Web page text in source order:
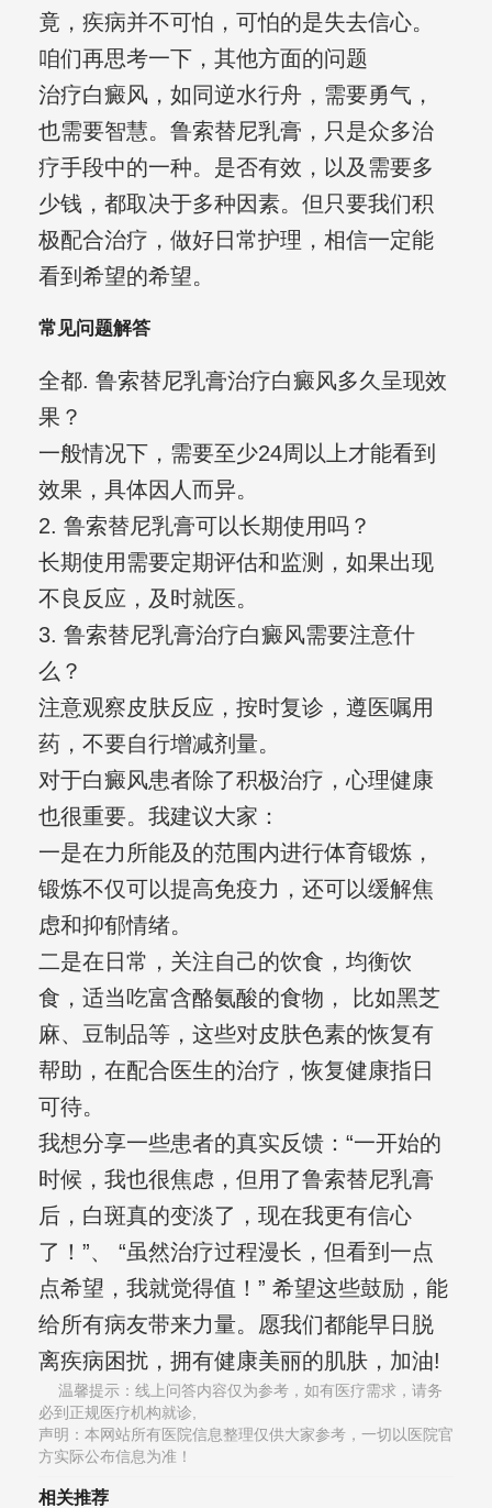
竟，疾病并不可怕，可怕的是失去信心。
咱们再思考一下，其他方面的问题
治疗白癜风，如同逆水行舟，需要勇气，
也需要智慧。鲁索替尼乳膏，只是众多治
疗手段中的一种。是否有效，以及需要多
少钱，都取决于多种因素。但只要我们积
极配合治疗，做好日常护理，相信一定能
看到希望的希望。
常见问题解答
全都. 鲁索替尼乳膏治疗白癜风多久呈现效
果？
一般情况下，需要至少24周以上才能看到
效果，具体因人而异。
2. 鲁索替尼乳膏可以长期使用吗？
长期使用需要定期评估和监测，如果出现
不良反应，及时就医。
3. 鲁索替尼乳膏治疗白癜风需要注意什
么？
注意观察皮肤反应，按时复诊，遵医嘱用
药，不要自行增减剂量。
对于白癜风患者除了积极治疗，心理健康
也很重要。我建议大家：
一是在力所能及的范围内进行体育锻炼，
锻炼不仅可以提高免疫力，还可以缓解焦
虑和抑郁情绪。
二是在日常，关注自己的饮食，均衡饮
食，适当吃富含酪氨酸的食物， 比如黑芝
麻、豆制品等，这些对皮肤色素的恢复有
帮助，在配合医生的治疗，恢复健康指日
可待。
我想分享一些患者的真实反馈：“一开始的
时候，我也很焦虑，但用了鲁索替尼乳膏
后，白斑真的变淡了，现在我更有信心
了！”、 “虽然治疗过程漫长，但看到一点
点希望，我就觉得值！” 希望这些鼓励，能
给所有病友带来力量。愿我们都能早日脱
离疾病困扰，拥有健康美丽的肌肤，加油!
温馨提示：线上问答内容仅为参考，如有医疗需求，请务
必到正规医疗机构就诊,
声明：本网站所有医院信息整理仅供大家参考，一切以医院官
方实际公布信息为准！
相关推荐